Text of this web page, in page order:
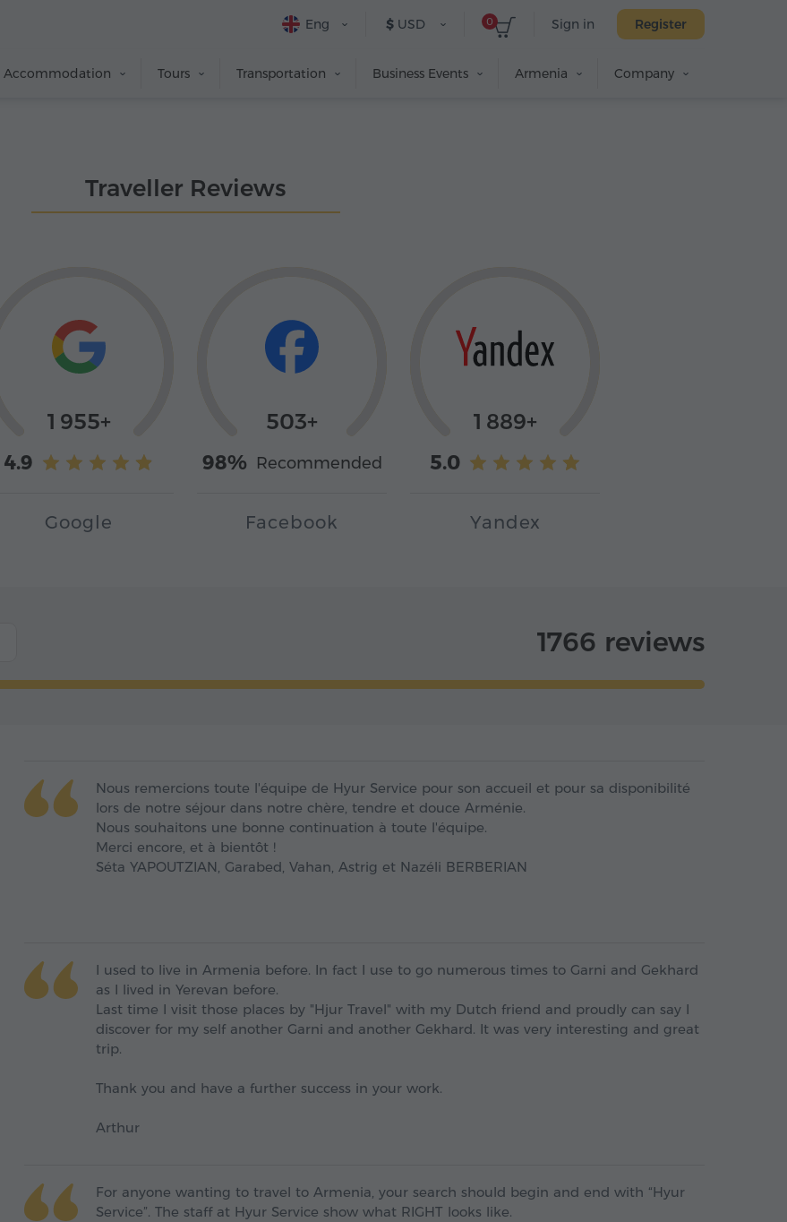
Sign in Register
0
$ USD
Eng
Accommodation Tours Transportation Business Events Armenia Company
Traveller Reviews
1 955+
4.9
Google
503+
98% Recommended
Facebook
1 889+
5.0
Yandex
1766 reviews
Nous remercions toute l'équipe de Hyur Service pour son accueil et pour sa disponibilité
lors de notre séjour dans notre chère, tendre et douce Arménie.
Nous souhaitons une bonne continuation à toute l'équipe.
Merci encore, et à bientôt !
Séta YAPOUTZIAN, Garabed, Vahan, Astrig et Nazéli BERBERIAN
I used to live in Armenia before. In fact I use to go numerous times to Garni and Gekhard
as I lived in Yerevan before.
Last time I visit those places by "Hjur Travel" with my Dutch friend and proudly can say I
discover for my self another Garni and another Gekhard. It was very interesting and great
trip.
Thank you and have a further success in your work.
Arthur
For anyone wanting to travel to Armenia, your search should begin and end with “Hyur
Service”. The staff at Hyur Service show what RIGHT looks like.